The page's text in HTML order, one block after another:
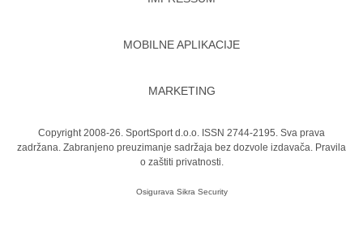
MOBILNE APLIKACIJE
MARKETING
Copyright 2008-26. SportSport d.o.o. ISSN 2744-2195. Sva prava
zadržana. Zabranjeno preuzimanje sadržaja bez dozvole izdavača. Pravila
o zaštiti privatnosti.
Osigurava Sikra Security